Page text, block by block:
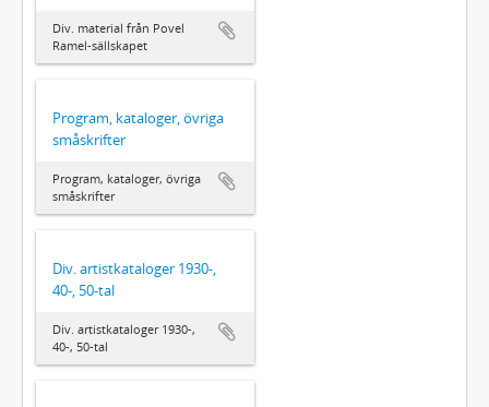
Div. material från Povel
Ramel-sällskapet
Program, kataloger, övriga
småskrifter
Program, kataloger, övriga
småskrifter
Div. artistkataloger 1930-,
40-, 50-tal
Div. artistkataloger 1930-,
40-, 50-tal